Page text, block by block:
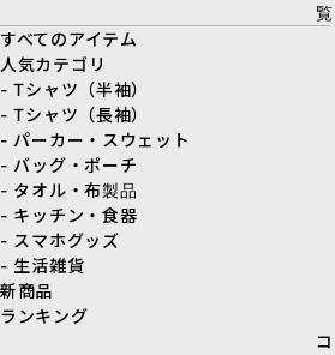
覧
すべてのアイテム
人気カテゴリ
- Tシャツ（半袖）
- Tシャツ（長袖）
- パーカー・スウェット
- バッグ・ポーチ
- タオル・布製品
- キッチン・食器
- スマホグッズ
- 生活雑貨
新商品
ランキング
コ